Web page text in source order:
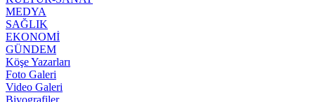
MEDYA
SAĞLIK
EKONOMİ
GÜNDEM
Köşe Yazarları
Foto Galeri
Video Galeri
Biyografiler